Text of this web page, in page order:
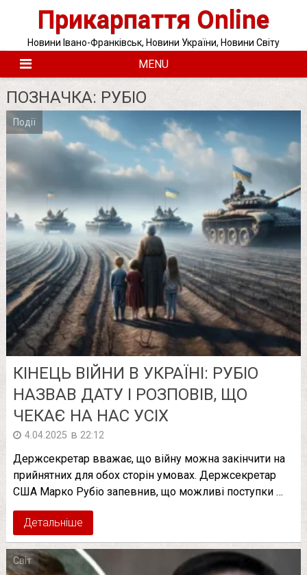
Прикарпаття Online
Новини Івано-Франківськ, Новини України, Новини Світу
MENU
ПОЗНАЧКА: РУБІО
Події
КІНЕЦЬ ВІЙНИ В УКРАЇНІ: РУБІО
НАЗВАВ ДАТУ І РОЗПОВІВ, ЩО
ЧЕКАЄ НА НАС УСІХ
4.04.2025 в 22:12
Держсекретар вважає, що війну можна закінчити на
прийнятних для обох сторін умовах. Держсекретар
США Марко Рубіо запевнив, що можливі поступки …
Детальніше
Світ